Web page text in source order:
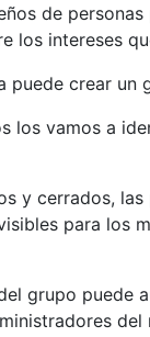
de personas
los intereses
puede crear un
los vamos a
y cerrados,
para los
grupo puede
del